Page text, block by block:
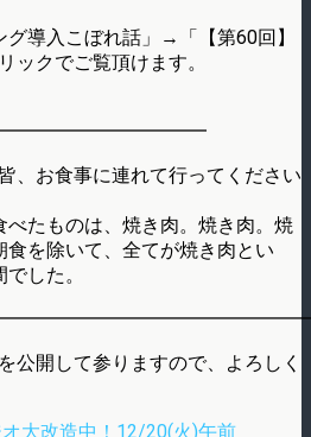
グ導入こぼれ話」→「【第60回】
ックでご覧頂けます。
、お食事に連れて行ってください
たものは、焼き肉。焼き肉。焼
食を除いて、全てが焼き肉とい
した。
公開して参りますので、よろしく
大改造中！12/20(火)午前